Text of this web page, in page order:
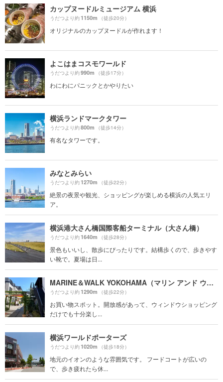
カップヌードルミュージアム 横浜
うだつより約1150m （徒歩20分）
オリジナルのカップヌードルが作れます！
よこはまコスモワールド
うだつより約990m （徒歩17分）
わにわにパニックとかやりたい
横浜ランドマークタワー
うだつより約800m （徒歩14分）
有名なタワーです。
みなとみらい
うだつより約1270m （徒歩22分）
絶景の夜景や観光、ショッピングが楽しめる横浜の人気エリ
ア。
横浜港大さん橋国際客船ターミナル（大さん橋）
うだつより約1640m （徒歩28分）
景色もいいし、散歩にぴったりです。結構歩くので、歩きやす
い靴で。夏場は日...
MARINE＆WALK YOKOHAMA（マリン アンド ウォーク ヨコハマ）
うだつより約1290m （徒歩22分）
お買い物スポット。開放感があって、ウィンドウショッピング
だけでも十分楽し...
横浜ワールドポーターズ
うだつより約1020m （徒歩18分）
地元のイオンのような雰囲気です。 フードコートが広いの
で、歩き疲れたら休...